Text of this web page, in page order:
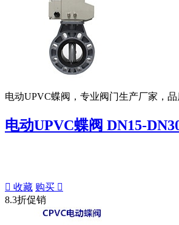
电动UPVC蝶阀，专业阀门生产厂家，
电动UPVC蝶阀 DN15-
 收藏 购买 
8.3折促销